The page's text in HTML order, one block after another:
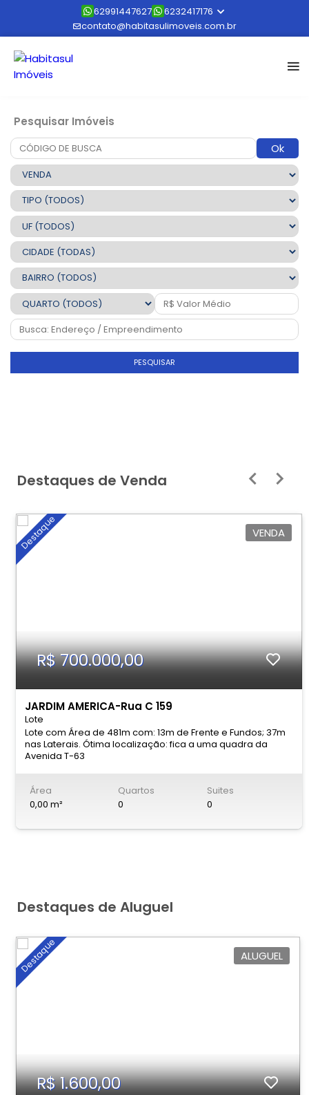
62991447627
6232417176
contato@habitasulimoveis.com.br
Pesquisar Imóveis
Ok
PESQUISAR
Destaques de Venda
Destaque VENDA
R$ 700.000,00
JARDIM AMERICA-Rua C 159
Lote
Lote com Área de 481m com: 13m de Frente e Fundos; 37m
nas Laterais. Ótima localização: fica a uma quadra da
Avenida T-63
Área
0,00 m²
Quartos
0
Suites
0
Destaques de Aluguel
Destaque ALUGUEL
R$ 1.600,00